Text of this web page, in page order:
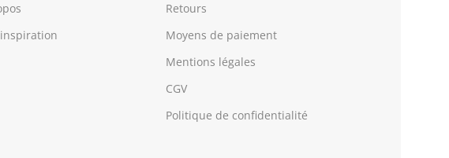
Retours
Moyens de paiement
Mentions légales
CGV
Politique de confidentialité